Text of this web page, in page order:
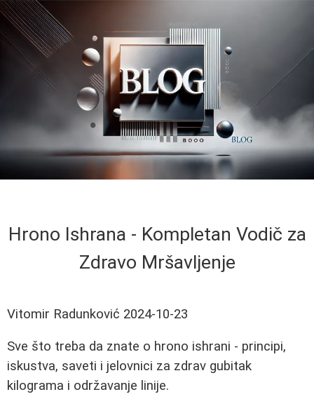
Hrono Ishrana - Kompletan Vodič za
Zdravo Mršavljenje
Vitomir Radunković 2024-10-23
Sve što treba da znate o hrono ishrani - principi,
iskustva, saveti i jelovnici za zdrav gubitak
kilograma i održavanje linije.